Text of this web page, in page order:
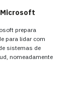
Microsoft
prepara
para lidar com
sistemas de
nomeadamente